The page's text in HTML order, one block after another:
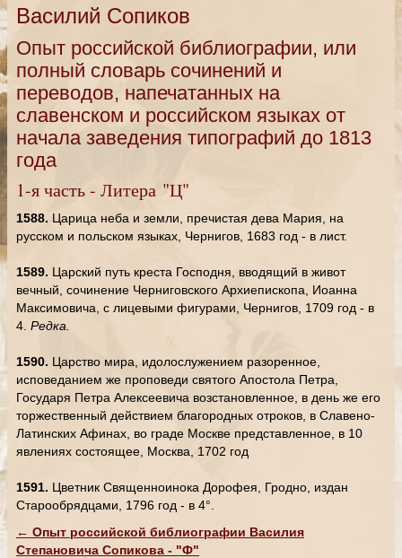
Василий Сопиков
Опыт российской библиографии, или
полный словарь сочинений и
переводов, напечатанных на
славенском и российском языках от
начала заведения типографий до 1813
года
1-я часть - Литера "Ц"
1588. Царица неба и земли, пречистая дева Мария, на
русском и польском языках, Чернигов, 1683 год - в лист.
1589. Царский путь креста Господня, вводящий в живот
вечный, сочинение Черниговского Архиепископа, Иоанна
Максимовича, с лицевыми фигурами, Чернигов, 1709 год - в
4. Редка.
1590. Царство мира, идолослужением разоренное,
исповеданием же проповеди святого Апостола Петра,
Государя Петра Алексеевича возстановленное, в день же его
торжественный действием благородных отроков, в Славено-
Латинских Афинах, во граде Москве представленное, в 10
явлениях состоящее, Москва, 1702 год
1591. Цветник Священноинока Дорофея, Гродно, издан
Старообрядцами, 1796 год - в 4°.
← Опыт российской библиографии Василия
Степановича Сопикова - "Ф"